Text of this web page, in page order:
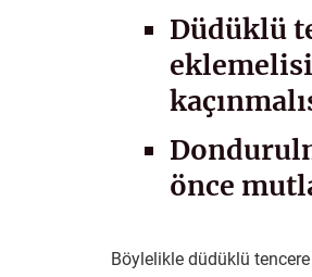
Düdüklü
önce
Böylelikle düdüklü